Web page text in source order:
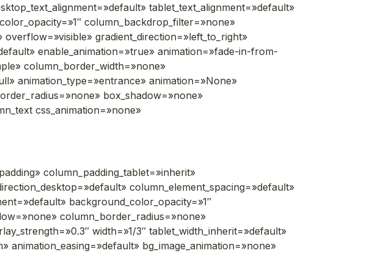
tablet_text_alignment=»default»
column_backdrop_filter=»none»
gradient_direction=»left_to_right»
enable_animation=»true» animation=»fade-in-from-
column_border_width=»none»
animation_type=»entrance» animation=»None»
box_shadow=»none»
css_animation=»none»
column_padding_tablet=»inherit»
column_element_spacing=»default»
background_color_opacity=»1″
column_border_radius=»none»
width=»1/3″ tablet_width_inherit=»default»
bg_image_animation=»none»